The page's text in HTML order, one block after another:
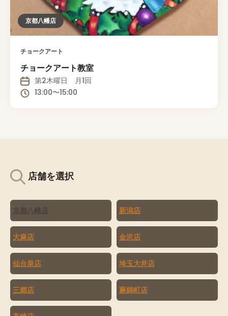
京都八幡店
チョークアート
チョークアート教室
第2木曜日 月1回
13:00〜15:00
店舗を選択
京都八幡店 新潟店
大麻店 金沢店
仙台泉店 埼玉大井店
三郷店 蕨錦町店